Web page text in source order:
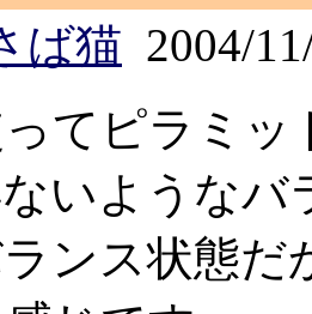
ば猫 2004/
てピラミ
いような
ンス状態